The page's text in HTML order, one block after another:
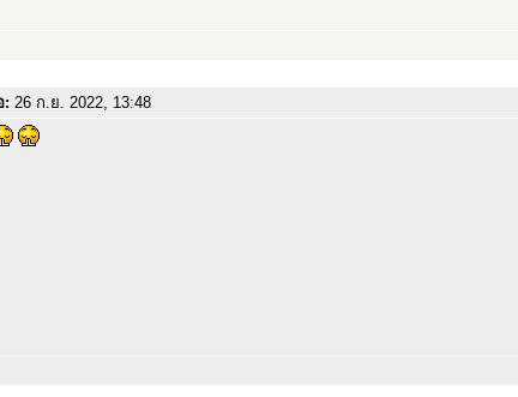
: 26 ก.ย. 2022, 13:48